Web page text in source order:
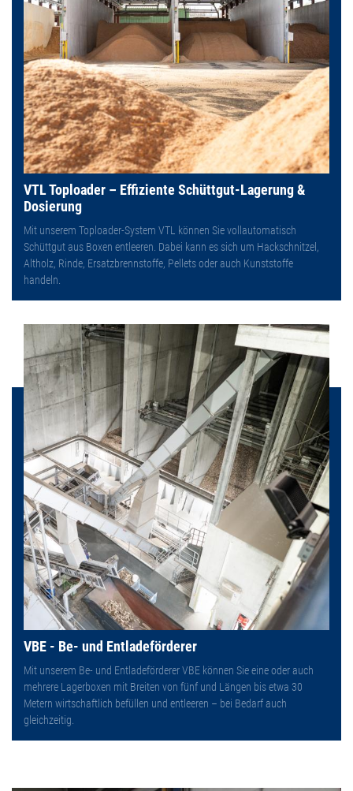
VTL Toploader – Effiziente Schüttgut-Lagerung &
Dosierung
Mit unserem Toploader-System VTL können Sie vollautomatisch
Schüttgut aus Boxen entleeren. Dabei kann es sich um Hackschnitzel,
Altholz, Rinde, Ersatzbrennstoffe, Pellets oder auch Kunststoffe
handeln.
VBE - Be- und Entladeförderer
Mit unserem Be- und Entladeförderer VBE können Sie eine oder auch
mehrere Lagerboxen mit Breiten von fünf und Längen bis etwa 30
Metern wirtschaftlich befüllen und entleeren – bei Bedarf auch
gleichzeitig.